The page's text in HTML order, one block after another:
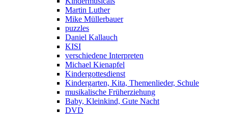
Martin Luther
Mike Müllerbauer
puzzles
Daniel Kallauch
KISI
verschiedene Interpreten
Michael Kienapfel
Kindergottesdienst
Kindergarten, Kita, Themenlieder, Schule
musikalische Früherziehung
Baby, Kleinkind, Gute Nacht
DVD